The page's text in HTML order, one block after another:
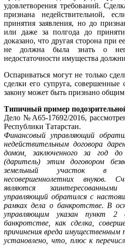
удовлетворения требований.
признана недействительной,
принятия заявления, но до
или даже за полгода до
доказано, что другая сторона при
не должна была знать о
недостаточности имущества
Оспариваться могут не только
сделки его супруга,
закону может быть признано
Типичный пример
Дело №А65-17692/2016,
Республики Татарстан.
Финансовый управляющий
недействительным договора
домом, заключенного за год
(даритель) этим договором
земельный участок в
несовершеннолетних внуков.
являются
управляющий обратился с
рамках дела о банкротстве. В
управляющим указан пункт
банкротстве, как сделка,
причинения вреда имущественным
установлено, что, плюс к